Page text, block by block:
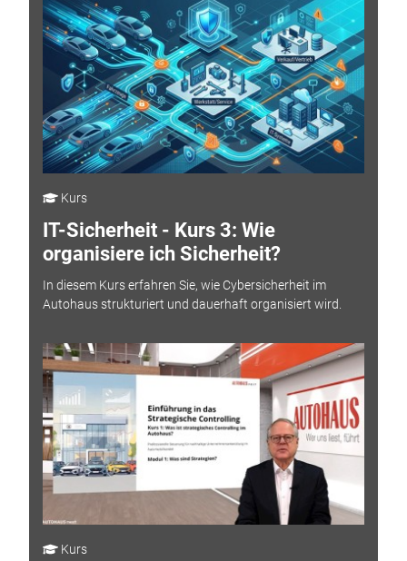
Kurs
IT-Sicherheit - Kurs 3: Wie
organisiere ich Sicherheit?
In diesem Kurs erfahren Sie, wie Cybersicherheit im
Autohaus strukturiert und dauerhaft organisiert wird.
Kurs